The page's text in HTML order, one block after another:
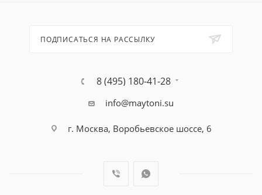
ПОДПИСАТЬСЯ НА РАССЫЛКУ
8 (495) 180-41-28
info@maytoni.su
г. Москва, Воробьевское шоссе, 6